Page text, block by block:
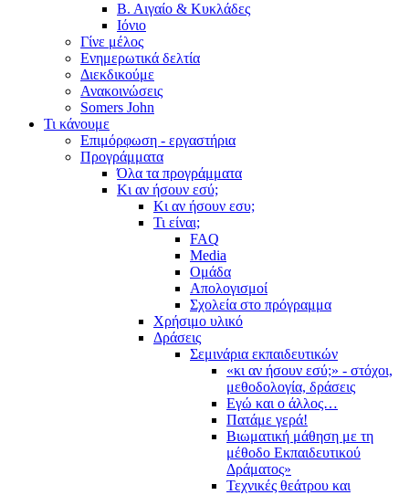
Β. Αιγαίο & Κυκλάδες
Ιόνιο
Γίνε μέλος
Ενημερωτικά δελτία
Διεκδικούμε
Ανακοινώσεις
Somers John
Τι κάνουμε
Επιμόρφωση - εργαστήρια
Προγράμματα
Όλα τα προγράμματα
Κι αν ήσουν εσύ;
Κι αν ήσουν εσυ;
Τι είναι;
FAQ
Media
Ομάδα
Απολογισμοί
Σχολεία στο πρόγραμμα
Χρήσιμο υλικό
Δράσεις
Σεμινάρια εκπαιδευτικών
«κι αν ήσουν εσύ;» - στόχοι,
μεθοδολογία, δράσεις
Εγώ και ο άλλος…
Πατάμε γερά!
Βιωματική μάθηση με τη
μέθοδο Εκπαιδευτικού
Δράματος»
Τεχνικές θεάτρου και